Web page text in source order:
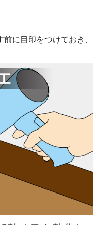
に目印をつけておき、